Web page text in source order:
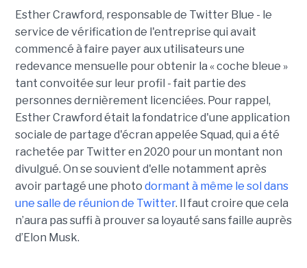
Esther Crawford, responsable de Twitter Blue - le
service de vérification de l'entreprise qui avait
commencé à faire payer aux utilisateurs une
redevance mensuelle pour obtenir la « coche bleue »
tant convoitée sur leur profil - fait partie des
personnes dernièrement licenciées. Pour rappel,
Esther Crawford était la fondatrice d'une application
sociale de partage d'écran appelée Squad, qui a été
rachetée par Twitter en 2020 pour un montant non
divulgué. On se souvient d'elle notamment après
avoir partagé une photo dormant à même le sol dans
une salle de réunion de Twitter. Il faut croire que cela
n’aura pas suffi à prouver sa loyauté sans faille auprès
d’Elon Musk.